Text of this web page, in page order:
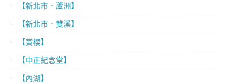
【新北市．蘆洲】
【新北市．雙溪】
【賞櫻】
【中正紀念堂】
【內湖】